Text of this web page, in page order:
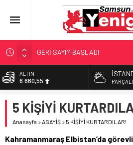
GERİ SAYIM BAŞLADI
SAMSUNSPOR’DA HEDEF
‘BAFRA’YA YATIRIM YAPIN!’
YÖNETİCİ SEÇERKEN YAPILAN
ALTIN
6.660,55
13.779,39
DOLAR
5 KİŞİYİ
Anasayfa »ASAYİŞ » 5 KİŞİYİ KURTARDILAR!
Kahramanmaraş Elbistan’da